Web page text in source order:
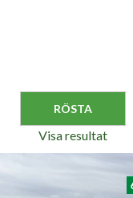
Visa resultat